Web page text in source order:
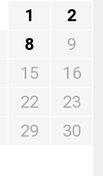
1
2
8
9
15
16
22
23
29
30